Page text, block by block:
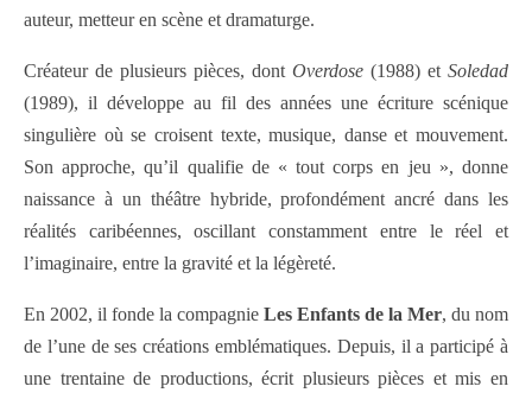
auteur, metteur en scène et dramaturge.
Créateur de plusieurs pièces, dont Overdose (1988) et Soledad
(1989), il développe au fil des années une écriture scénique
singulière où se croisent texte, musique, danse et mouvement.
Son approche, qu’il qualifie de « tout corps en jeu », donne
naissance à un théâtre hybride, profondément ancré dans les
réalités caribéennes, oscillant constamment entre le réel et
l’imaginaire, entre la gravité et la légèreté.
En 2002, il fonde la compagnie Les Enfants de la Mer, du nom
de l’une de ses créations emblématiques. Depuis, il a participé à
une trentaine de productions, écrit plusieurs pièces et mis en